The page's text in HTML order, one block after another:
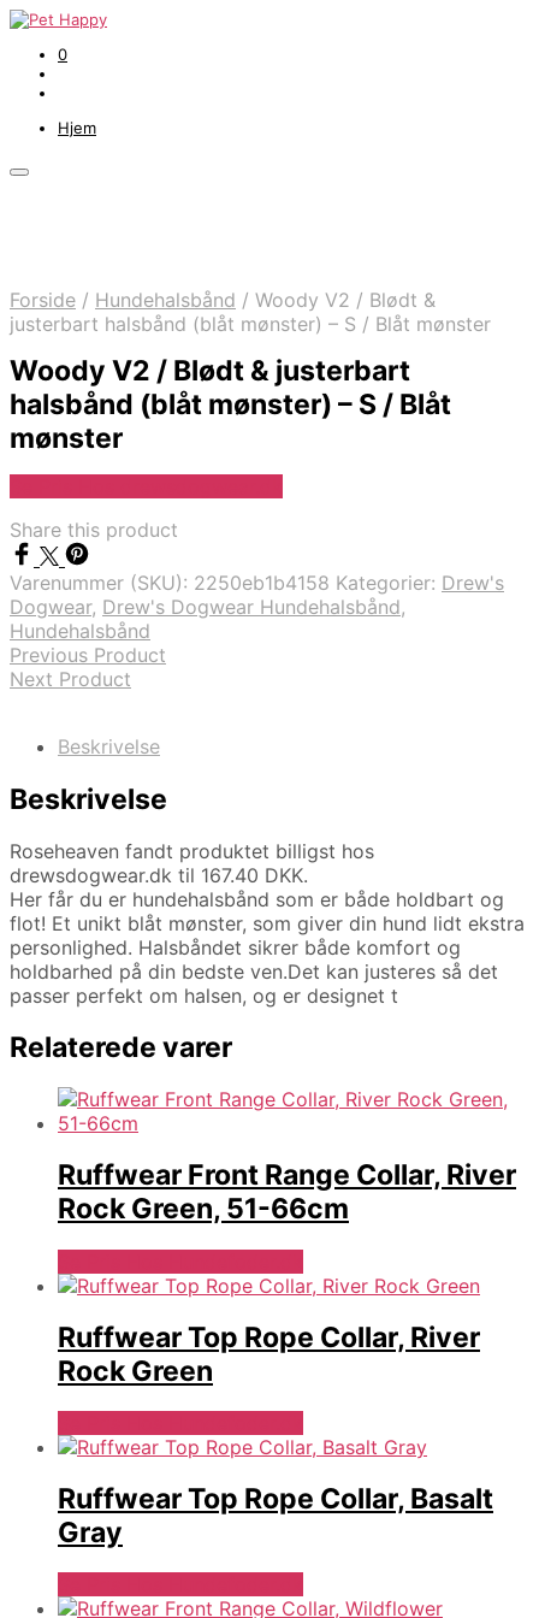
0
Hjem
Forside / Hundehalsbånd / Woody V2 / Blødt &
justerbart halsbånd (blåt mønster) – S / Blåt mønster
Woody V2 / Blødt & justerbart
halsbånd (blåt mønster) – S / Blåt
mønster
Share this product
Varenummer (SKU): 2250eb1b4158 Kategorier: Drew's
Dogwear, Drew's Dogwear Hundehalsbånd,
Hundehalsbånd
Previous Product
Next Product
Beskrivelse
Beskrivelse
Roseheaven fandt produktet billigst hos
drewsdogwear.dk til 167.40 DKK.
Her får du er hundehalsbånd som er både holdbart og
flot! Et unikt blåt mønster, som giver din hund lidt ekstra
personlighed. Halsbåndet sikrer både komfort og
holdbarhed på din bedste ven.Det kan justeres så det
passer perfekt om halsen, og er designet t
Relaterede varer
Ruffwear Front Range Collar, River
Rock Green, 51-66cm
Ruffwear Top Rope Collar, River
Rock Green
Ruffwear Top Rope Collar, Basalt
Gray